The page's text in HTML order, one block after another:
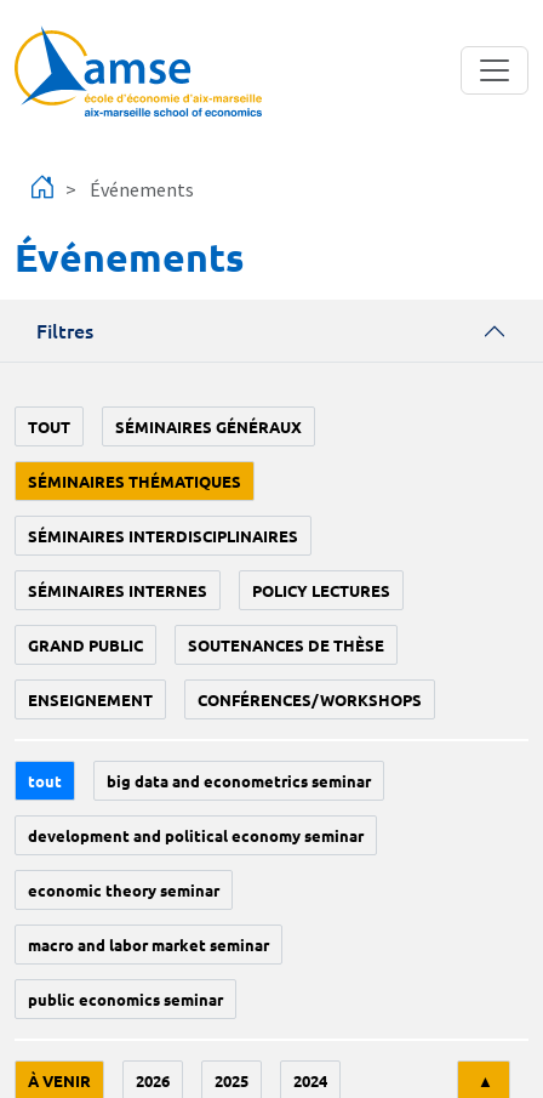
Événements
Événements
Filtres
TOUT SÉMINAIRES GÉNÉRAUX
SÉMINAIRES THÉMATIQUES
SÉMINAIRES INTERDISCIPLINAIRES
SÉMINAIRES INTERNES POLICY LECTURES
GRAND PUBLIC SOUTENANCES DE THÈSE
ENSEIGNEMENT CONFÉRENCES/WORKSHOPS
tout big data and econometrics seminar
development and political economy seminar
economic theory seminar
macro and labor market seminar
public economics seminar
À VENIR 2026 2025 2024 ▲